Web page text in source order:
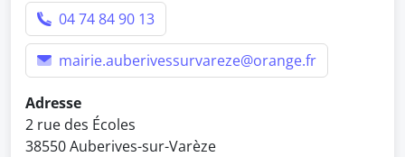
04 74 84 90 13
mairie.auberivessurvareze@orange.fr
Adresse
2 rue des Écoles
38550 Auberives-sur-Varèze